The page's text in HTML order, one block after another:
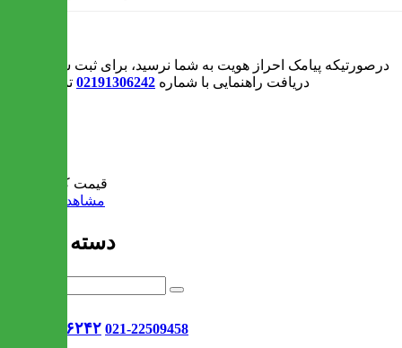
درصورتیکه پیامک احراز هویت به شما نرسید، برای ثبت سفارش و یا
دریافت راهنمایی با شماره 02191306242 تماس بگیرید
قیمت کل:
مشاهده سبد خرید
دسته بندی ها
021-۹۱۳۰۶۲۴۲ 021-22509458